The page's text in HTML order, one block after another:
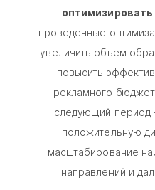
оптимизировать
проведенные
увеличить объем
повысить
рекламного
следующий период
положительную
масштабирование
направлений и